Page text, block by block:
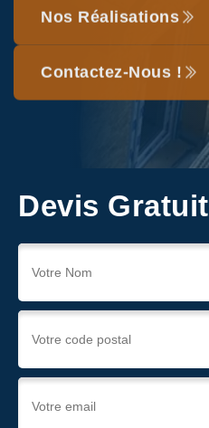
Nos Réalisations
Contactez-Nous !
Devis Gratuit